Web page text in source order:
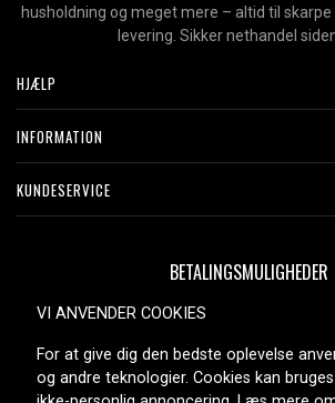
husholdning og meget mere – altid til
levering. Sikker nethandel
HJÆLP
INFORMATION
KUNDESERVICE
BETALINGSMULIGHEDER
LEVERINGSMULIGHEDER
VI ANVENDER COOKIES
For at give dig den bedste oplevelse
og andre teknologier. Cookies kan